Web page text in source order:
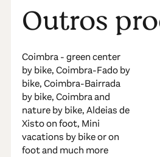
Outros
Coimbra - green center
by bike, Coimbra-Fado by
bike, Coimbra-Bairrada
by bike, Coimbra and
nature by bike, Aldeias de
Xisto on foot, Mini
vacations by bike or on
foot and much more